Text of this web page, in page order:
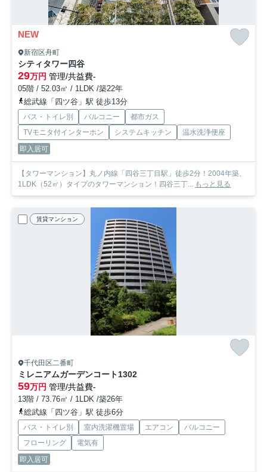
NEW
新宿区舟町
シティタワー四谷
29万円 管理/共益費-
05階 / 52.03㎡ / 1LDK /築22年
総武線「四ツ谷」駅 徒歩13分
バス・トイレ別 バルコニー
都市ガス
TVモニタ付インターホン
システムキッチン
温水洗浄便座
即入居可
【タワーマンション】丸ノ内線「四谷三丁目駅」徒歩2分！2004年築、
1LDK（52㎡）タイプのタワーマンション！四谷三丁... もっと見る
賃貸マンション
千代田区二番町
ミレニアムガーデンコート1302
59万円 管理/共益費-
13階 / 73.76㎡ / 1LDK /築26年
総武線「四ツ谷」駅 徒歩6分
バス・トイレ別 室内洗濯機置場 エアコン
バルコニー
フローリング
電気有
即入居可